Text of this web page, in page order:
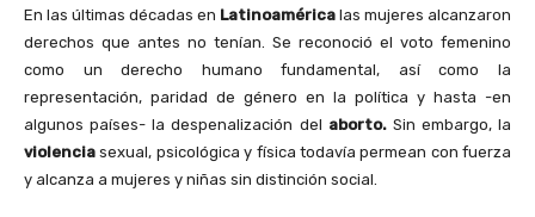
En las últimas décadas en Latinoamérica las mujeres alcanzaron
derechos que antes no tenían. Se reconoció el voto femenino
como un derecho humano fundamental, así como la
representación, paridad de género en la política y hasta -en
algunos países- la despenalización del aborto.Sin embargo, la
violencia sexual, psicológica y física todavía permean con fuerza
y alcanza a mujeres y niñas sin distinción social.